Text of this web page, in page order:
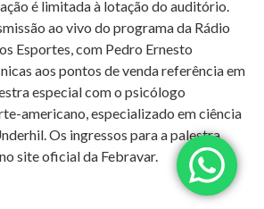
é limitada à lotação do auditório.
ao vivo do programa da Rádio
Esportes, com Pedro Ernesto
aos pontos de venda referência em
especial com o psicólogo
americano, especializado em ciência
Os ingressos para a palestra
site oficial da Febravar.